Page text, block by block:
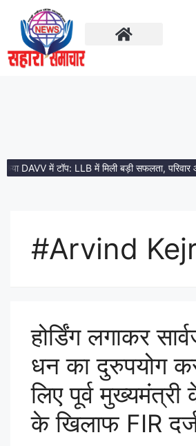
में टॉप: LLB में मिली बड़ी सफलता, परिवार और
#Arvind
होर्डिंग लगाकर
धन का दुरुपयोग
लिए पूर्व मुख्यमंत्री
के खिलाफ FIR